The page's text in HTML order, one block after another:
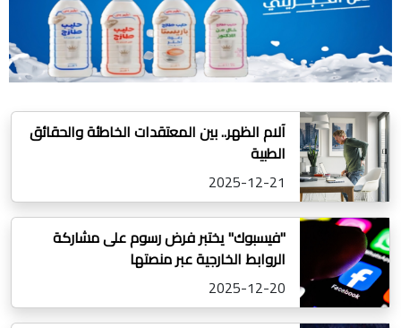
آلام الظهر.. بين المعتقدات الخاطئة والحقائق
الطبية
2025-12-21
"فيسبوك" يختبر فرض رسوم على مشاركة
الروابط الخارجية عبر منصتها
2025-12-20